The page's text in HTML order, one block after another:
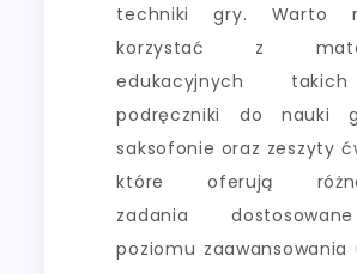
techniki gry. Warto
korzystać z
edukacyjnych
podręczniki do nauki
saksofonie oraz zeszyty
które oferują
zadania
poziomu zaawansowania